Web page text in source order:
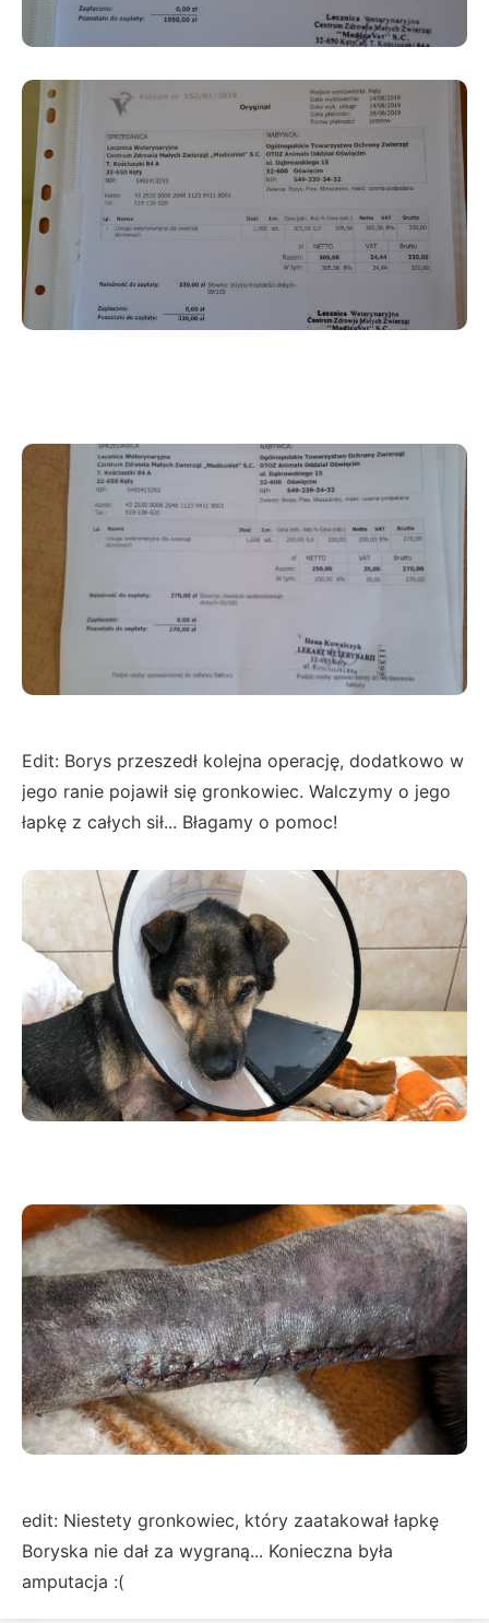
Edit: Borys przeszedł kolejna operację, dodatkowo w
jego ranie pojawił się gronkowiec. Walczymy o jego
łapkę z całych sił... Błagamy o pomoc!
edit: Niestety gronkowiec, który zaatakował łapkę
Boryska nie dał za wygraną... Konieczna była
amputacja :(